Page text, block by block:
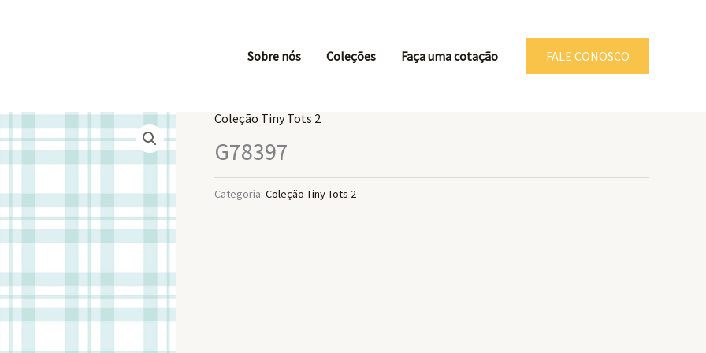
Sobre nós Coleções Faça uma cotação FALE CONOSCO
Coleção Tiny Tots 2
G78397
Categoria: Coleção Tiny Tots 2